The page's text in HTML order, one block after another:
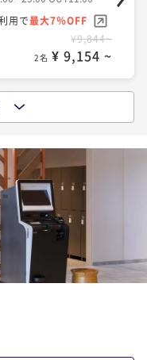
用で最大7％OFF
¥16,756~
¥ 15,583 ~
＜朝食付＞
用で
¥ 23,748 ~
用で最大7％OFF
¥9,844~
2名 ¥ 9,154 ~
- 25:00 OUT11:00
用で
最大7％OFF
¥10,362~
2名 ¥ 9,636 ~
用で